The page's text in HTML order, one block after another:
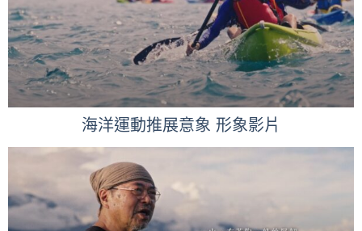
海洋運動推展意象 形象影片